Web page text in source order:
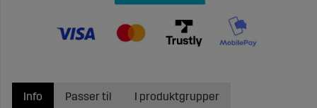
Info Passer til I produktgrupper